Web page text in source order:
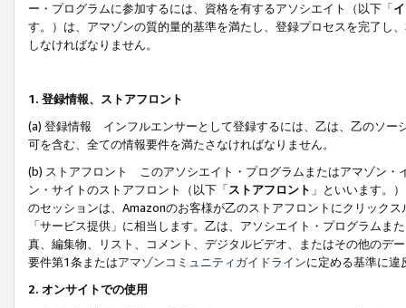
ー・プログラムに参加するには、資格を有するアソシエイト（以下「
す。）は、アマゾンの質的量的基準を満たし、登録プロセスを完了し、
しなければなりません。
1. 登録情報、ストアフロント
(a) 登録情報 インフルエンサーとして登録するには、乙は、乙のソー
可を含む、全ての情報要件を満たさなければなりません。
(b) ストアフロント このアソシエイト・プログラムまたはアマゾン・
ン・サイトのストアフロント（以下「ストアフロント 」といいます。
のセッションは、Amazonのお客様が乙のストアフロントにクリック
「サービス提供」に相当します。乙は、アソシエイト・プログラム
真、編集物、リスト、コメント、デジタルビデオ、またはその他のデ
要件第1条またはアマゾンコミュニティガイドラインに定める基準に違
2. オンサイトでの使用